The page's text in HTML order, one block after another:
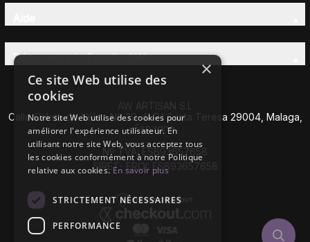
Découvrez la Famille AW
AW ARTISAN S.L
Calle Caleta de Vélez Nº 39-41 P.I Santa Teresa 29004, Malaga,
Espagne
Nº TVA: ESB93657658
SIRET- EROI: ESB93657658
×
Ce site Web utilise des
cookies
Notre site Web utilise des cookies pour
améliorer l'expérience utilisateur. En
utilisant notre site Web, vous acceptez tous
les cookies conformément à notre Politique
relative aux cookies.En savoir plus
STRICTEMENT NÉCESSAIRES
PERFORMANCE